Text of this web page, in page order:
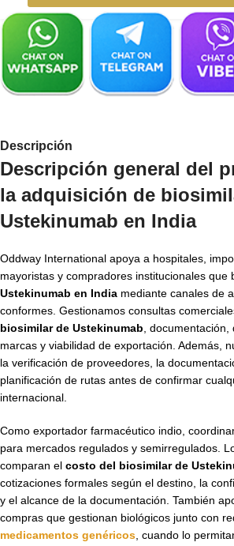
Descripción
Descripción general del
la adquisición de
Ustekinumab en India
Oddway International apoya a hospitales,
mayoristas y compradores institucionales que
Ustekinumab en India mediante canales de
conformes. Gestionamos consultas
biosimilar de Ustekinumab ,
marcas y viabilidad de exportación. Además,
la verificación de proveedores, la
planificación de rutas antes de confirmar
internacional.
Como exportador farmacéutico indio,
para mercados regulados y semirregulados.
comparan el costo del biosimilar de
cotizaciones formales según el destino, la
y el alcance de la documentación. También
compras que gestionan biológicos junto con
medicamentos genéricos , cuando lo